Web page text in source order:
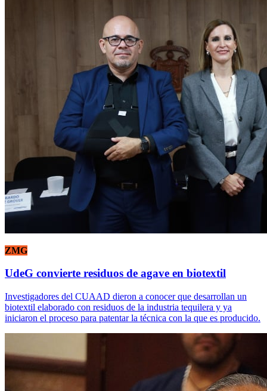
ZMG
UdeG convierte residuos de agave en biotextil
Investigadores del CUAAD dieron a conocer que desarrollan un
biotextil elaborado con residuos de la industria tequilera y ya
iniciaron el proceso para patentar la técnica con la que es producido.